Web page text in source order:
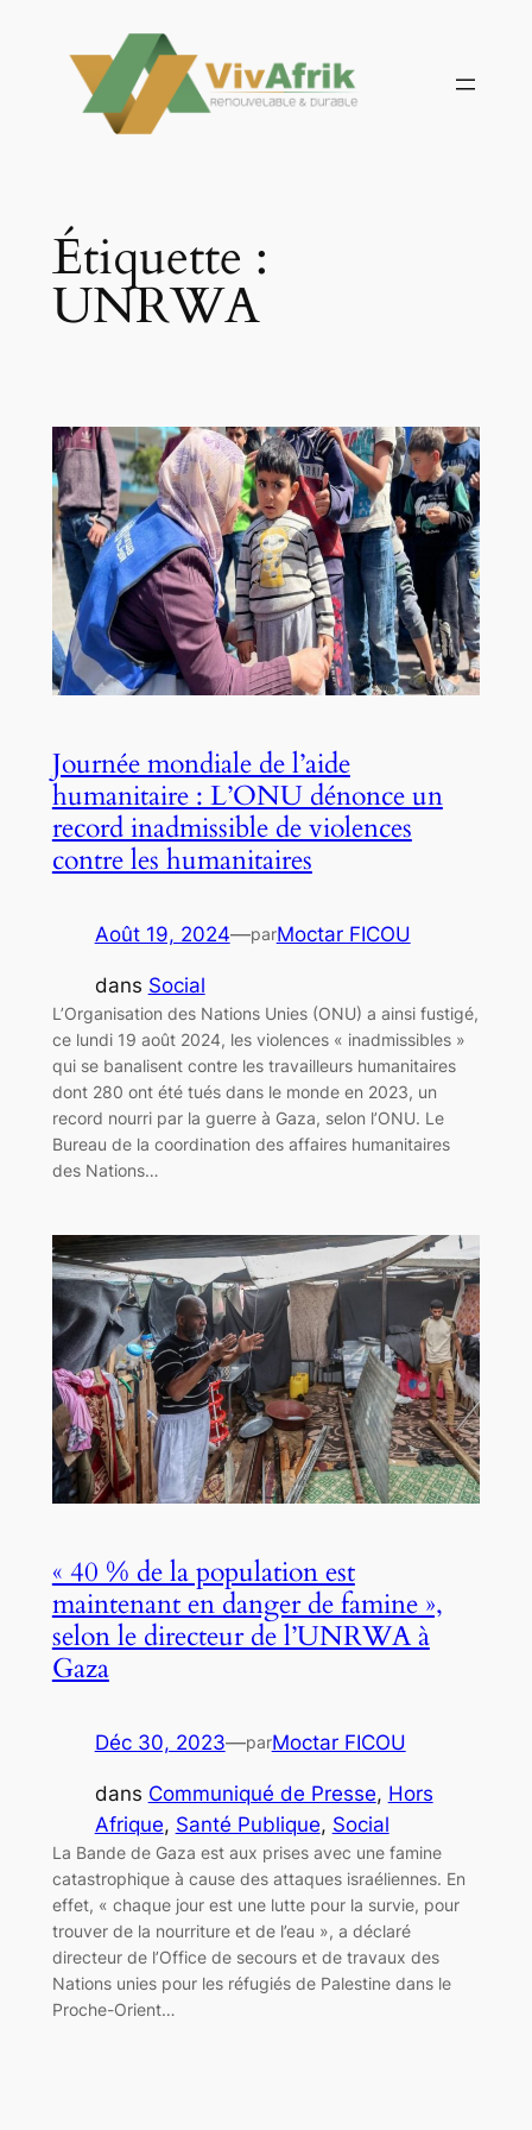
contenu
Étiquette :
UNRWA
Journée mondiale de l’aide
humanitaire : L’ONU dénonce un
record inadmissible de violences
contre les humanitaires
Août 19, 2024—parMoctar FICOU
dans Social
L’Organisation des Nations Unies (ONU) a ainsi fustigé,
ce lundi 19 août 2024, les violences « inadmissibles »
qui se banalisent contre les travailleurs humanitaires
dont 280 ont été tués dans le monde en 2023, un
record nourri par la guerre à Gaza, selon l’ONU. Le
Bureau de la coordination des affaires humanitaires
des Nations…
« 40 % de la population est
maintenant en danger de famine »,
selon le directeur de l’UNRWA à
Gaza
Déc 30, 2023—parMoctar FICOU
dans Communiqué de Presse, Hors
Afrique, Santé Publique, Social
La Bande de Gaza est aux prises avec une famine
catastrophique à cause des attaques israéliennes. En
effet, « chaque jour est une lutte pour la survie, pour
trouver de la nourriture et de l’eau », a déclaré
directeur de l’Office de secours et de travaux des
Nations unies pour les réfugiés de Palestine dans le
Proche-Orient…